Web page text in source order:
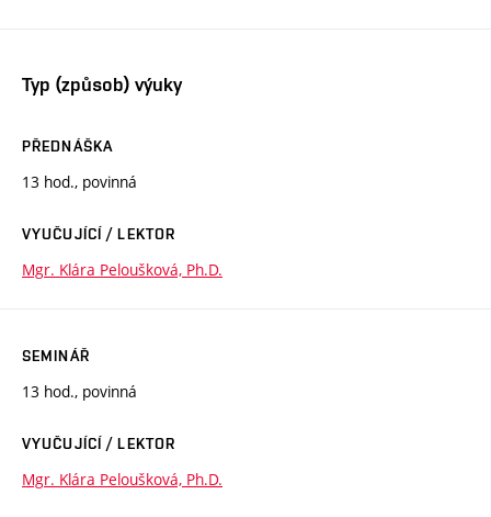
Typ (způsob) výuky
PŘEDNÁŠKA
13 hod., povinná
VYUČUJÍCÍ / LEKTOR
Mgr. Klára Peloušková, Ph.D.
SEMINÁŘ
13 hod., povinná
VYUČUJÍCÍ / LEKTOR
Mgr. Klára Peloušková, Ph.D.